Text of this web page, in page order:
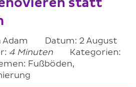
Datum: 2 August
4 Minuten
Kategorien:
Fußböden,